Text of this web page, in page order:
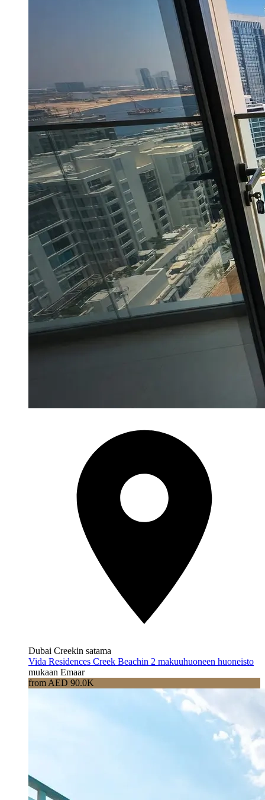
Dubai Creekin satama
Vida Residences Creek Beachin 2 makuuhuoneen huoneisto
mukaan Emaar
from AED 90.0K